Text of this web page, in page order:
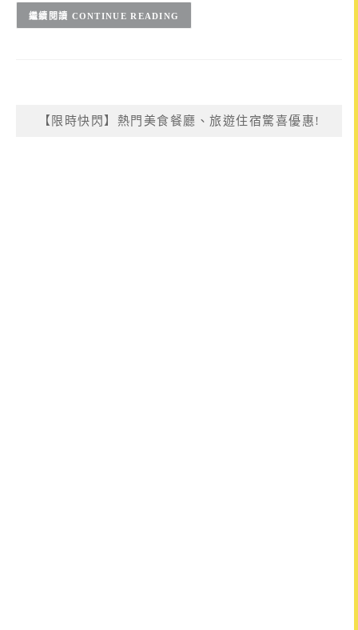
CONTINUE READING
【限時快閃】熱門美食餐廳、旅遊住宿驚喜優惠!